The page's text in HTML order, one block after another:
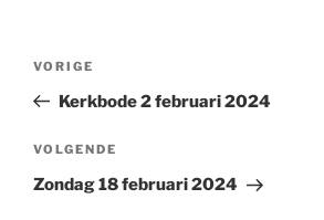
Vorig
bericht
VORIGE
Kerkbode 2 februari 2024
Volgend
bericht
VOLGENDE
Zondag 18 februari 2024